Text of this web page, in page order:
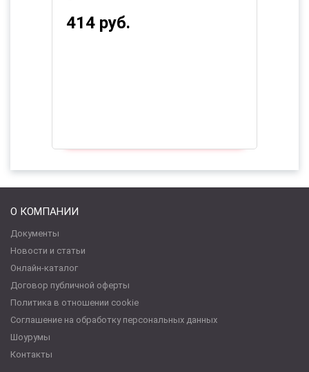
414 руб.
О КОМПАНИИ
Документы
Новости и статьи
Онлайн-каталог
Договор публичной оферты
Политика в отношении cookie
Соглашение на обработку персональных данных
Шоурумы
Контакты